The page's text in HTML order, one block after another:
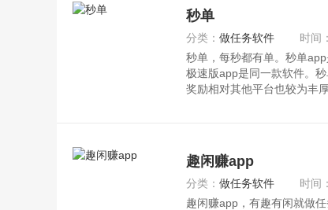
秒单
分类： 做任务软件 时间：
秒单，每秒都有单。秒单
极速版app是同一款软件。
奖励相对其他平台也较为丰
趣闲赚app
分类： 做任务软件 时间：
趣闲赚app，有趣有闲就做